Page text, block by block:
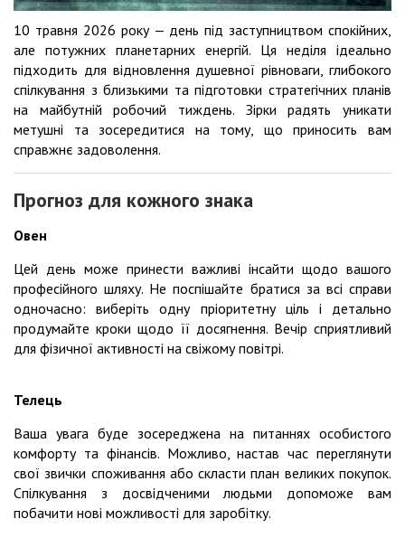
10 травня 2026 року — день під заступництвом спокійних,
але потужних планетарних енергій. Ця неділя ідеально
підходить для відновлення душевної рівноваги, глибокого
спілкування з близькими та підготовки стратегічних планів
на майбутній робочий тиждень. Зірки радять уникати
метушні та зосередитися на тому, що приносить вам
справжнє задоволення.
Прогноз для кожного знака
Овен
Цей день може принести важливі інсайти щодо вашого
професійного шляху. Не поспішайте братися за всі справи
одночасно: виберіть одну пріоритетну ціль і детально
продумайте кроки щодо її досягнення. Вечір сприятливий
для фізичної активності на свіжому повітрі.
Телець
Ваша увага буде зосереджена на питаннях особистого
комфорту та фінансів. Можливо, настав час переглянути
свої звички споживання або скласти план великих покупок.
Спілкування з досвідченими людьми допоможе вам
побачити нові можливості для заробітку.